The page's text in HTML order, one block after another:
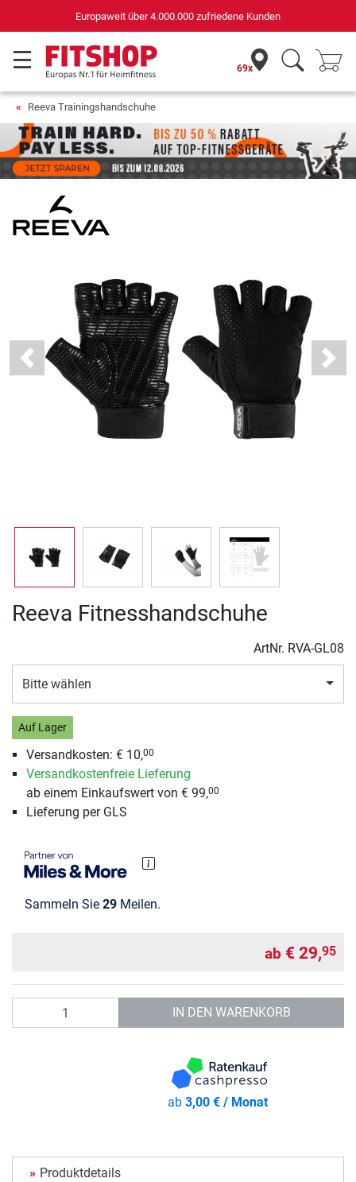
für Sportgeräte (n-tv+DISQ 2016-2024)
69x
Reeva Trainingshandschuhe
Previous Next
Reeva Fitnesshandschuhe
ArtNr. RVA-GL08
Bitte wählen
Auf Lager
Versandkosten: € 10,00
Versandkostenfreie Lieferung
ab einem Einkaufswert von € 99,00
Lieferung per GLS
Sammeln Sie 29 Meilen.
ab € 29,95
IN DEN WARENKORB
ab3,00 € / Monat
Produktdetails